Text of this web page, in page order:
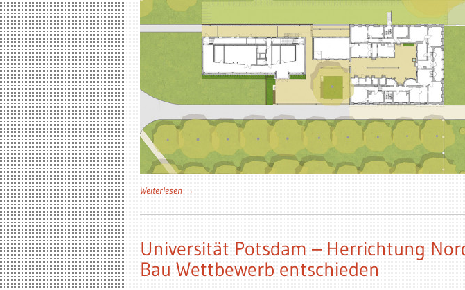
Weiterlesen →
Universität Potsdam – Herrichtung
Bau Wettbewerb entschieden